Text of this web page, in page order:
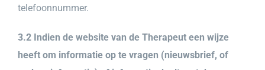
telefoonnummer.
3.2 Indien de website van de Therapeut een wijze
heeft om informatie op te vragen (nieuwsbrief, of